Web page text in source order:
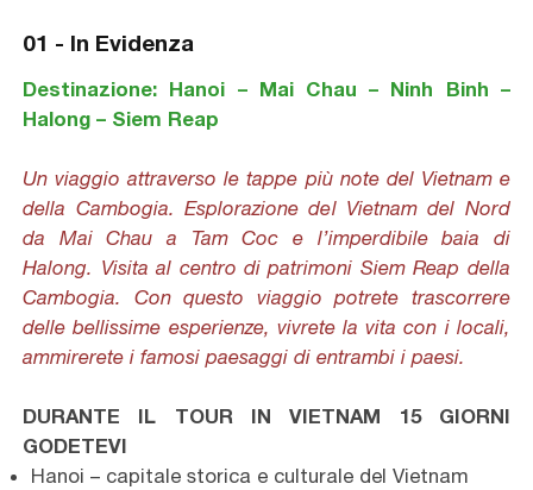
01 - In Evidenza
Destinazione: Hanoi – Mai Chau – Ninh Binh –
Halong – Siem Reap
Un viaggio attraverso le tappe più note del Vietnam e
della Cambogia. Esplorazione del Vietnam del Nord
da Mai Chau a Tam Coc e l’imperdibile baia di
Halong. Visita al centro di patrimoni Siem Reap della
Cambogia. Con questo viaggio potrete trascorrere
delle bellissime esperienze, vivrete la vita con i locali,
ammirerete i famosi paesaggi di entrambi i paesi.
DURANTE IL TOUR IN VIETNAM 15 GIORNI
GODETEVI
Hanoi – capitale storica e culturale del Vietnam